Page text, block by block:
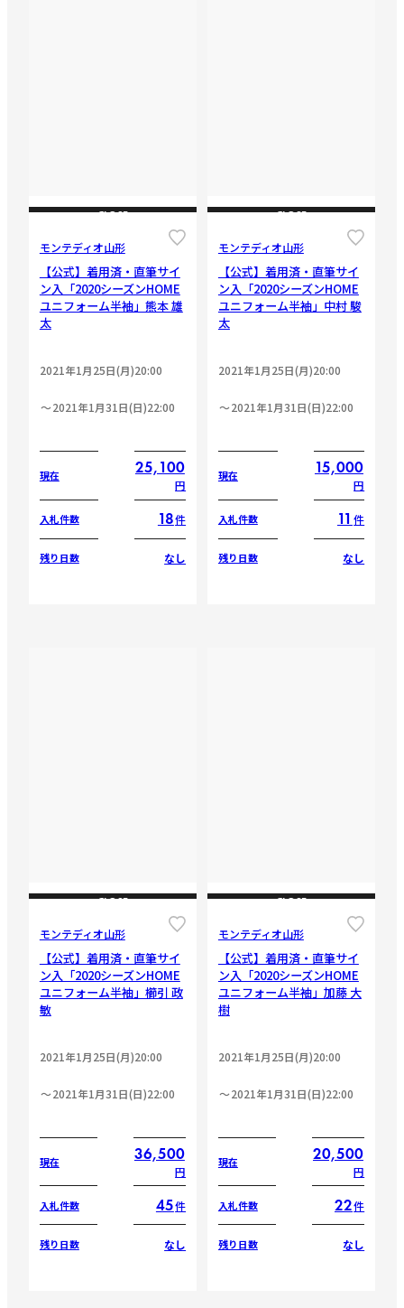
CLOSE
モンテディオ山形
【公式】着用済・直筆サイ
ン入「2020シーズンHOME
ユニフォーム半袖」熊本 雄
太
2021年1月25日(月)20:00
2021年1月31日(日)22:00
現在 25,100
円
入札件数 18件
残り日数 なし
CLOSE
モンテディオ山形
【公式】着用済・直筆サイ
ン入「2020シーズンHOME
ユニフォーム半袖」中村 駿
太
2021年1月25日(月)20:00
2021年1月31日(日)22:00
現在 15,000
円
入札件数 11 件
残り日数 なし
CLOSE
モンテディオ山形
【公式】着用済・直筆サイ
ン入「2020シーズンHOME
ユニフォーム半袖」櫛引 政
敏
2021年1月25日(月)20:00
2021年1月31日(日)22:00
現在 36,500
円
入札件数 45件
残り日数 なし
CLOSE
モンテディオ山形
【公式】着用済・直筆サイ
ン入「2020シーズンHOME
ユニフォーム半袖」加藤 大
樹
2021年1月25日(月)20:00
2021年1月31日(日)22:00
現在 20,500
円
入札件数 22件
残り日数 なし